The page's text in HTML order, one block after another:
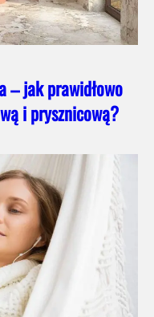
– jak prawidłowo
i prysznicową?